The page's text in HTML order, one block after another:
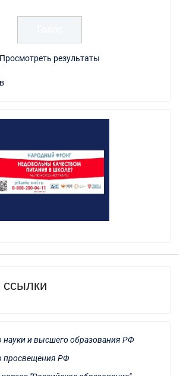
Просмотреть результаты
науки и высшего образования РФ
просвещения РФ